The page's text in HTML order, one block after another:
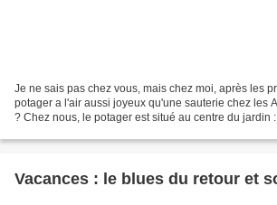
Je ne sais pas chez vous, mais chez moi, après les
potager a l'air aussi joyeux qu'une sauterie chez les
? Chez nous, le potager est situé au centre du jardin
Vacances : le blues du retour et